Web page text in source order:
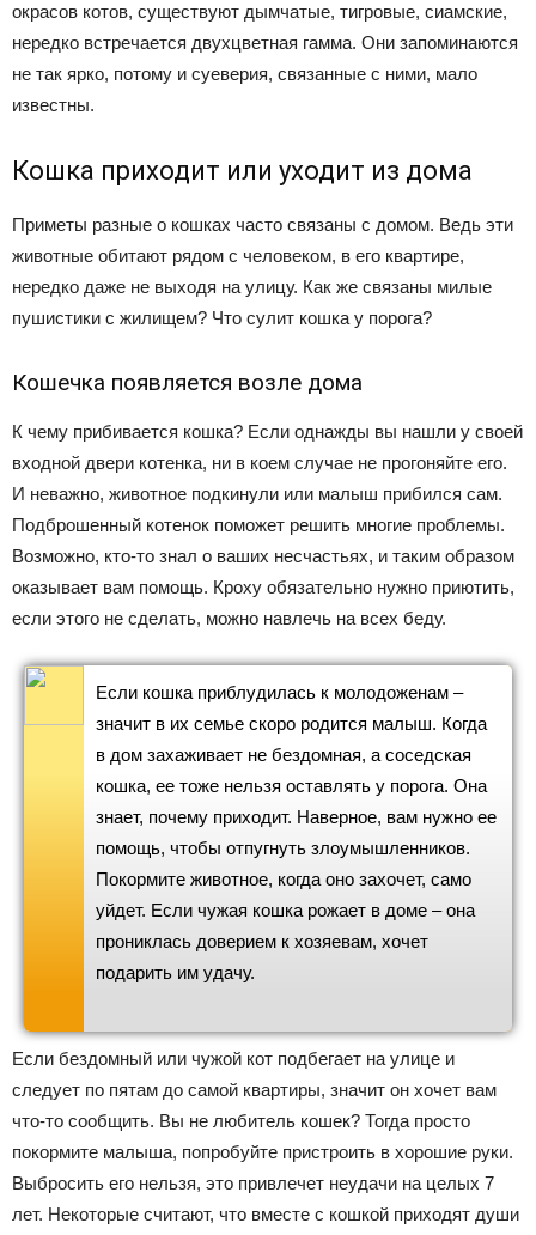
окрасов котов, существуют дымчатые, тигровые, сиамские,
нередко встречается двухцветная гамма. Они запоминаются
не так ярко, потому и суеверия, связанные с ними, мало
известны.
Кошка приходит или уходит из дома
Приметы разные о кошках часто связаны с домом. Ведь эти
животные обитают рядом с человеком, в его квартире,
нередко даже не выходя на улицу. Как же связаны милые
пушистики с жилищем? Что сулит кошка у порога?
Кошечка появляется возле дома
К чему прибивается кошка? Если однажды вы нашли у своей
входной двери котенка, ни в коем случае не прогоняйте его.
И неважно, животное подкинули или малыш прибился сам.
Подброшенный котенок поможет решить многие проблемы.
Возможно, кто-то знал о ваших несчастьях, и таким образом
оказывает вам помощь. Кроху обязательно нужно приютить,
если этого не сделать, можно навлечь на всех беду.
Если кошка приблудилась к молодоженам –
значит в их семье скоро родится малыш. Когда
в дом захаживает не бездомная, а соседская
кошка, ее тоже нельзя оставлять у порога. Она
знает, почему приходит. Наверное, вам нужно ее
помощь, чтобы отпугнуть злоумышленников.
Покормите животное, когда оно захочет, само
уйдет. Если чужая кошка рожает в доме – она
прониклась доверием к хозяевам, хочет
подарить им удачу.
Если бездомный или чужой кот подбегает на улице и
следует по пятам до самой квартиры, значит он хочет вам
что-то сообщить. Вы не любитель кошек? Тогда просто
покормите малыша, попробуйте пристроить в хорошие руки.
Выбросить его нельзя, это привлечет неудачи на целых 7
лет. Некоторые считают, что вместе с кошкой приходят души